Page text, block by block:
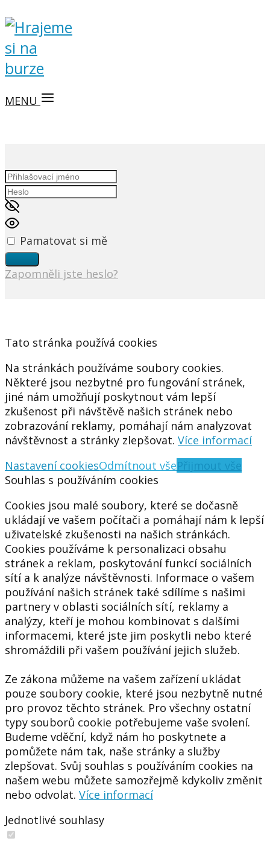
MENU
Pamatovat si mě
Zapomněli jste heslo?
Tato stránka používá cookies
Na stránkách používáme soubory cookies.
Některé jsou nezbytné pro fungování stránek,
jiné nám umožňují poskytnout vám lepší
zkušenost při návštěvě našich stránek nebo
zobrazování reklamy, pomáhají nám analyzovat
návštěvnost a stránky zlepšovat. Více informací
Nastavení cookiesOdmítnout všePřijmout vše
Souhlas s používáním cookies
Cookies jsou malé soubory, které se dočasně
ukládají ve vašem počítači a pomáhají nám k lepší
uživatelské zkušenosti na našich stránkách.
Cookies používáme k personalizaci obsahu
stránek a reklam, poskytování funkcí sociálních
sítí a k analýze návštěvnosti. Informace o vašem
používání našich stránek také sdílíme s našimi
partnery v oblasti sociálních sítí, reklamy a
analýzy, kteří je mohou kombinovat s dalšími
informacemi, které jste jim poskytli nebo které
shromáždili při vašem používání jejich služeb.
Ze zákona můžeme na vašem zařízení ukládat
pouze soubory cookie, které jsou nezbytně nutné
pro provoz těchto stránek. Pro všechny ostatní
typy souborů cookie potřebujeme vaše svolení.
Budeme vděční, když nám ho poskytnete a
pomůžete nám tak, naše stránky a služby
zlepšovat. Svůj souhlas s používáním cookies na
našem webu můžete samozřejmě kdykoliv změnit
nebo odvolat. Více informací
Jednotlivé souhlasy